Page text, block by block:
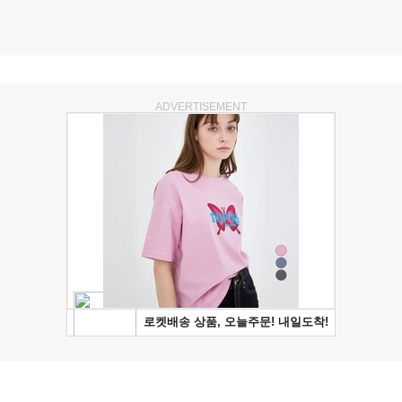
ADVERTISEMENT